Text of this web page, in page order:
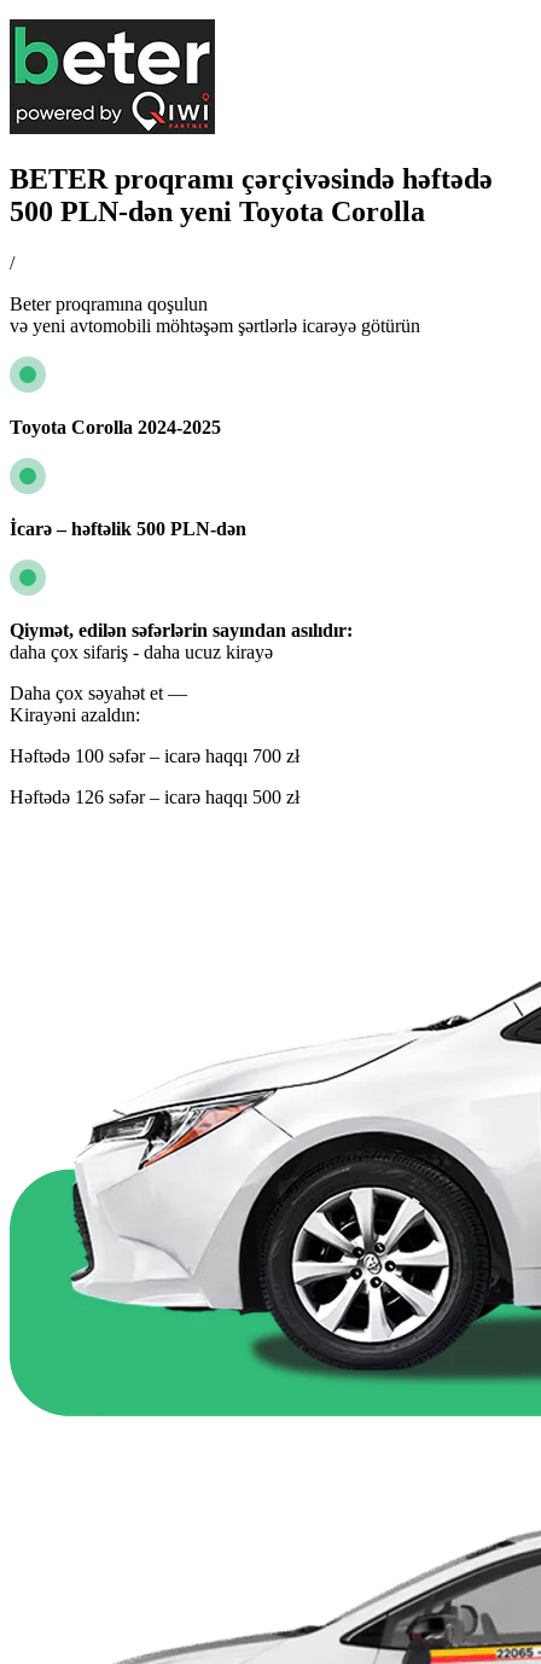
BETER proqramı çərçivəsində həftədə
500 PLN-dən yeni Toyota Corolla
/
Beter proqramına qoşulun
və yeni avtomobili möhtəşəm şərtlərlə icarəyə götürün
Toyota Corolla 2024-2025
İcarə – həftəlik 500 PLN-dən
Qiymət, edilən səfərlərin sayından asılıdır:
daha çox sifariş - daha ucuz kirayə
Daha çox səyahət et —
Kirayəni azaldın:
Həftədə 100 səfər – icarə haqqı 700 zł
Həftədə 126 səfər – icarə haqqı 500 zł